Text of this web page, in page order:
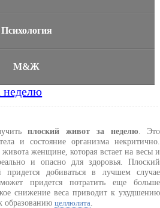
Психология
М&Ж
неделю
плоский живот за неделю . Это
и состояние организма некритично.
женщине, которая встает на весы и
и опасно для здоровья. Плоский
добиваться в лучшем случае
придется потратить еще больше
снижение веса приводит к ухудшению
образованиюцеллюлита